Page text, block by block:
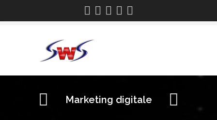
Marketing digitale